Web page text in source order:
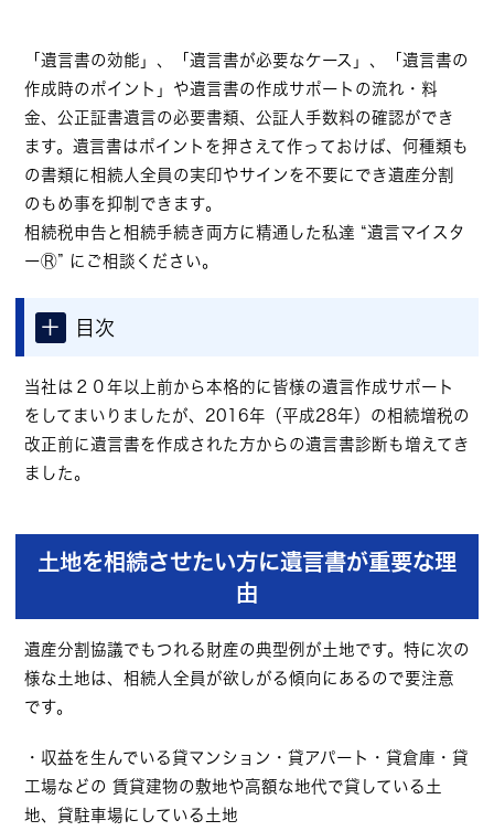
「遺言書の効能」、「遺言書が必要なケース」、「遺言書の
作成時のポイント」や遺言書の作成サポートの流れ・料
金、公正証書遺言の必要書類、公証人手数料の確認ができ
ます。遺言書はポイントを押さえて作っておけば、何種類も
の書類に相続人全員の実印やサインを不要にでき遺産分割
のもめ事を抑制できます。
相続税申告と相続手続き両方に精通した私達 “遺言マイスタ
ーⓇ” にご相談ください。
＋ 目次
当社は２０年以上前から本格的に皆様の遺言作成サポート
をしてまいりましたが、2016年（平成28年）の相続増税の
改正前に遺言書を作成された方からの遺言書診断 も増えてき
ました。
土地を相続させたい方に遺言書が重要な理
由
遺産分割協議でもつれる財産の典型例が土地です。特に次の
様な土地は、相続人全員が欲しがる傾向にあるので要注意
です。
・収益を生んでいる貸マンション・貸アパート・貸倉庫・貸
工場などの 賃貸建物の敷地や高額な地代で貸している土
地、貸駐車場にしている土地